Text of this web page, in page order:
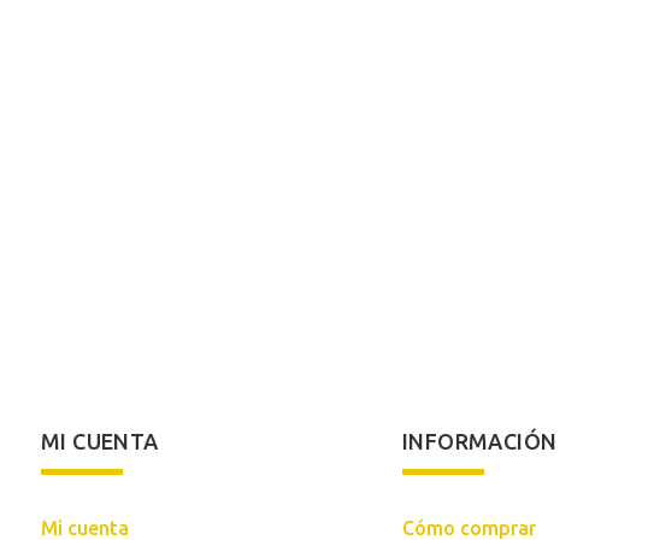
MI CUENTA
Mi cuenta
INFORMACIÓN
Cómo comprar